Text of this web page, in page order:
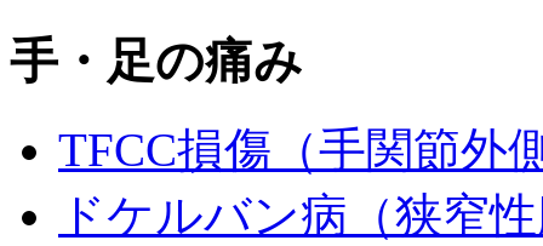
手・足の痛み
TFCC損傷（手関節外
ドケルバン病（狭窄